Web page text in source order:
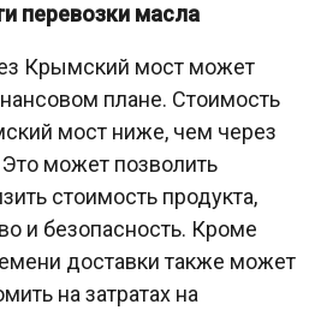
перевозки масла
Крымский мост может
плане. Стоимость
мост ниже, чем через
может позволить
стоимость продукта,
и безопасность. Кроме
доставки также может
на затратах на